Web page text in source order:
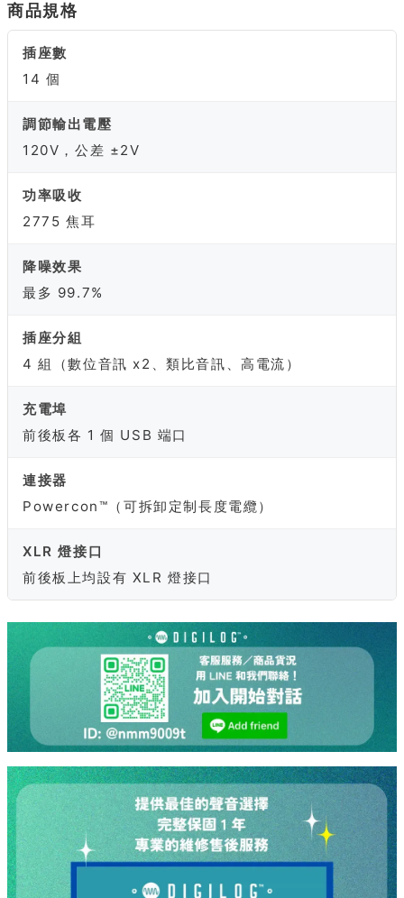
商品規格
插座數
14 個
調節輸出電壓
120V，公差 ±2V
功率吸收
2775 焦耳
降噪效果
最多 99.7%
插座分組
4 組（數位音訊 x2、類比音訊、高電流）
充電埠
前後板各 1 個 USB 端口
連接器
Powercon™（可拆卸定制長度電纜）
XLR 燈接口
前後板上均設有 XLR 燈接口